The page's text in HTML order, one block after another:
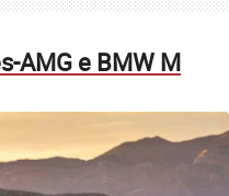
AMG e BMW M